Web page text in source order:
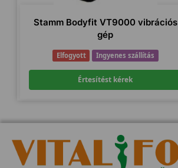
Stamm Bodyfit VT9000 vibrációs
gép
Elfogyott Ingyenes szállítás
Értesítést kérek